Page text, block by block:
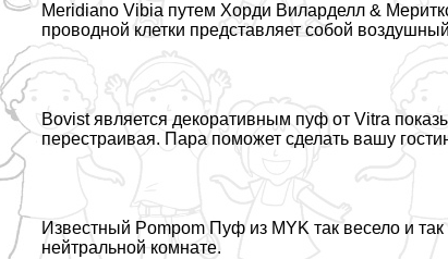
Meridiano Vibia путем Хорди Виларделл &
проводной клетки представляет собой
Bovist является декоративным пуф от Vitra
перестраивая. Пара поможет сделать вашу
Известный Pompom Пуф из MYK так весело и
нейтральной комнате.